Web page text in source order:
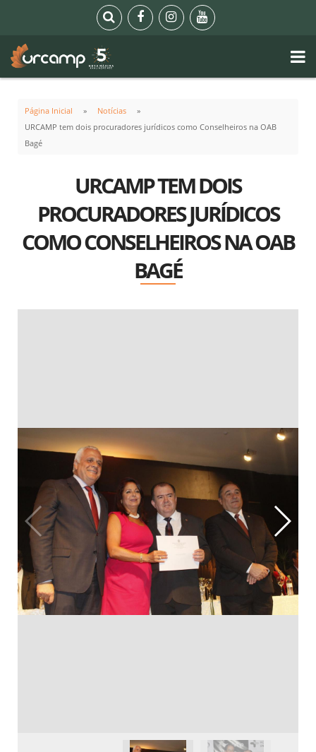
Página Inicial
Notícias
URCAMP tem dois procuradores jurídicos como Conselheiros na OAB
Bagé
URCAMP TEM DOIS
PROCURADORES JURÍDICOS
COMO CONSELHEIROS NA OAB
BAGÉ